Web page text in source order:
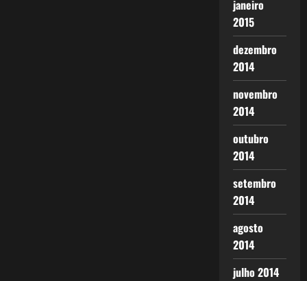
janeiro
2015
dezembro
2014
novembro
2014
outubro
2014
setembro
2014
agosto
2014
julho 2014